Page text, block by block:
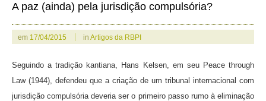
A paz (ainda) pela jurisdição compulsória?
em 17/04/2015 in Artigos da RBPI
Seguindo a tradição kantiana, Hans Kelsen, em seu Peace through
Law (1944), defendeu que a criação de um tribunal internacional com
jurisdição compulsória deveria ser o primeiro passo rumo à eliminação